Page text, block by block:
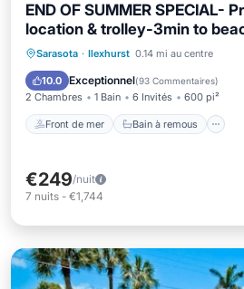
END OF SUMMER SPECIAL-
location & trolley-3min to
Sarasota · Ilexhurst 0.14 mi au centre
10.0 Exceptionnel(93 Commentaires)
2 Chambres 1 Bain 6 Invités 600 pi²
Front de mer Bain à remous
Front de mer Bain à remous
Vue sur l’océan
€249/nuit
7 nuits - €1,744